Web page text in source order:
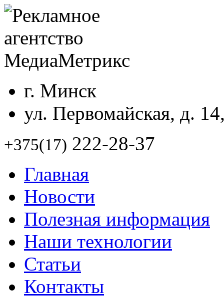
г. Минск
ул. Первомайская, д.
+375(17) 222-28-37
Главная
Новости
Полезная информация
Наши технологии
Статьи
Контакты